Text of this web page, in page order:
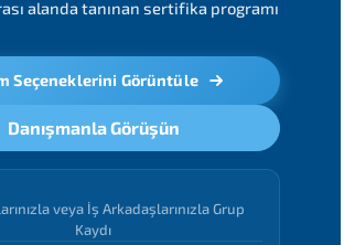
alanda tanınan sertifika programı
Seçeneklerini Görüntüle
Danışmanla Görüşün
veya İş Arkadaşlarınızla Grup
Kaydı